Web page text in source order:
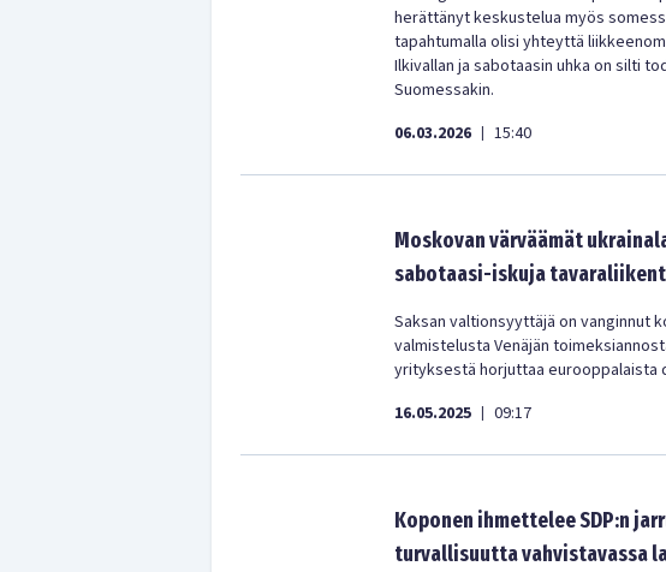
herättänyt keskustelua myös
tapahtumalla olisi yhteyttä
Ilkivallan ja sabotaasin uhka on silti
Suomessakin.
06.03.2026 | 15:40
Moskovan värväämät
sabotaasi-iskuja
Saksan valtionsyyttäjä on vanginnut
valmistelusta Venäjän
yrityksestä horjuttaa eurooppalaista
16.05.2025 | 09:17
Koponen ihmettelee SDP:n
turvallisuutta vahvistavassa